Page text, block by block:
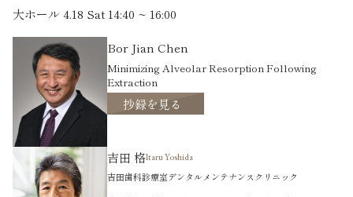
大ホール 4.18 Sat 14:40 ~ 16:00
Bor Jian Chen
Minimizing Alveolar Resorption Following
Extraction
抄録を見る
吉田 格Itaru Yoshida
吉田歯科診療室デンタルメンテナンスクリニック